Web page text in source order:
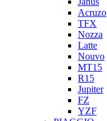
Acruzo
TFX
Nozza
Latte
Nouvo
MT15
R15
Jupiter
FZ
YZF